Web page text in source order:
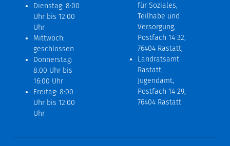
Dienstag: 8:00
Uhr bis 12:00
Uhr
Mittwoch:
geschlossen
Donnerstag:
8:00 Uhr bis
16:00 Uhr
Freitag: 8:00
Uhr bis 12:00
Uhr
für Soziales,
Teilhabe und
Versorgung,
Postfach 14 32,
76404 Rastatt;
Landratsamt
Rastatt,
Jugendamt,
Postfach 14 29,
76404 Rastatt